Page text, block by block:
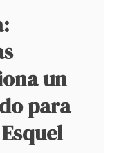
un
para